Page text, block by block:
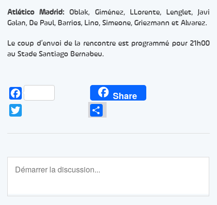
Atlético Madrid: Oblak, Giménez, LLorente, Lenglet, Javi
Galan, De Paul, Barrios, Lino, Simeone, Griezmann et Alvarez.
Le coup d’envoi de la rencontre est programmé pour 21h00
au Stade Santiago Bernabeu.
Facebook Share
Partager